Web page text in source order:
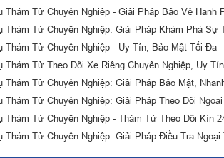
Thám Tử Chuyên Nghiệp - Giải Pháp Bảo Vệ Hạnh
Thám Tử Chuyên Nghiệp: Giải Pháp Khám Phá Sự
Thám Tử Chuyên Nghiệp - Uy Tín, Bảo Mật Tối Đa
Thám Tử Theo Dõi Xe Riêng Chuyên Nghiệp, Uy
Thám Tử Chuyên Nghiệp: Giải Pháp Bảo Mật,
Thám Tử Chuyên Nghiệp: Giải Pháp Theo Dõi
Thám Tử Chuyên Nghiệp - Thám Tử Theo Dõi Kín
Thám Tử Chuyên Nghiệp: Giải Pháp Điều Tra